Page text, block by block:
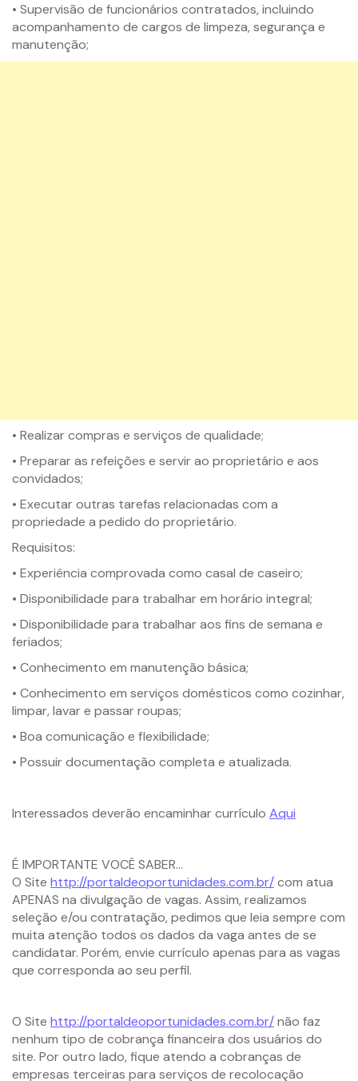
• Supervisão de funcionários contratados, incluindo
acompanhamento de cargos de limpeza, segurança e
manutenção;
• Realizar compras e serviços de qualidade;
• Preparar as refeições e servir ao proprietário e aos
convidados;
• Executar outras tarefas relacionadas com a
propriedade a pedido do proprietário.
Requisitos:
• Experiência comprovada como casal de caseiro;
• Disponibilidade para trabalhar em horário integral;
• Disponibilidade para trabalhar aos fins de semana e
feriados;
• Conhecimento em manutenção básica;
• Conhecimento em serviços domésticos como cozinhar,
limpar, lavar e passar roupas;
• Boa comunicação e flexibilidade;
• Possuir documentação completa e atualizada.
Interessados deverão encaminhar currículo Aqui
É IMPORTANTE VOCÊ SABER…
O Site http://portaldeoportunidades.com.br/com atua
APENAS na divulgação de vagas. Assim, realizamos
seleção e/ou contratação, pedimos que leia sempre com
muita atenção todos os dados da vaga antes de se
candidatar. Porém, envie currículo apenas para as vagas
que corresponda ao seu perfil.
O Site http://portaldeoportunidades.com.br/não faz
nenhum tipo de cobrança financeira dos usuários do
site. Por outro lado, fique atendo a cobranças de
empresas terceiras para serviços de recolocação